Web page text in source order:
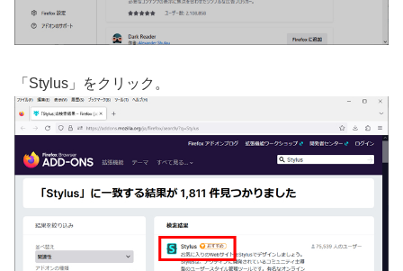
「Stylus」をクリック。